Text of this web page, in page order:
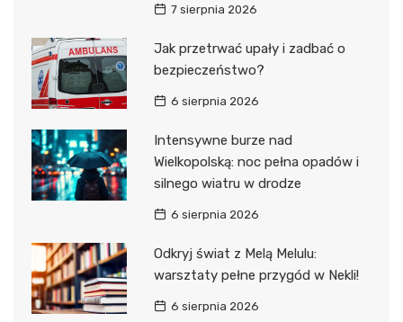
7 sierpnia 2026
Jak przetrwać upały i zadbać o
bezpieczeństwo?
6 sierpnia 2026
Intensywne burze nad
Wielkopolską: noc pełna opadów i
silnego wiatru w drodze
6 sierpnia 2026
Odkryj świat z Melą Melulu:
warsztaty pełne przygód w Nekli!
6 sierpnia 2026